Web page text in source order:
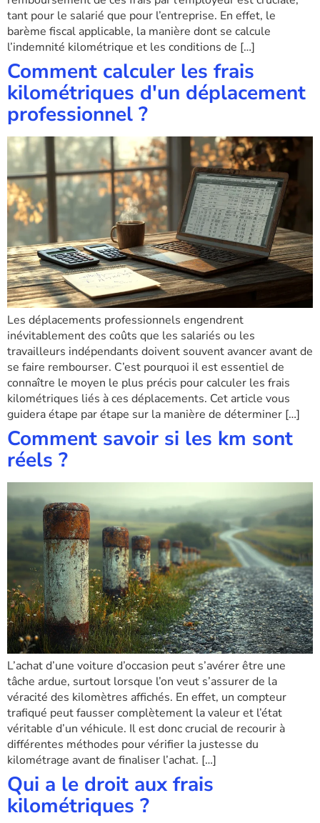
tant pour le salarié que pour l’entreprise. En effet, le
barème fiscal applicable, la manière dont se calcule
l’indemnité kilométrique et les conditions de […]
Comment calculer les frais
kilométriques d'un déplacement
professionnel ?
Les déplacements professionnels engendrent
inévitablement des coûts que les salariés ou les
travailleurs indépendants doivent souvent avancer avant de
se faire rembourser. C’est pourquoi il est essentiel de
connaître le moyen le plus précis pour calculer les frais
kilométriques liés à ces déplacements. Cet article vous
guidera étape par étape sur la manière de déterminer […]
Comment savoir si les km sont
réels ?
L’achat d’une voiture d’occasion peut s’avérer être une
tâche ardue, surtout lorsque l’on veut s’assurer de la
véracité des kilomètres affichés. En effet, un compteur
trafiqué peut fausser complètement la valeur et l’état
véritable d’un véhicule. Il est donc crucial de recourir à
différentes méthodes pour vérifier la justesse du
kilométrage avant de finaliser l’achat. […]
Qui a le droit aux frais
kilométriques ?